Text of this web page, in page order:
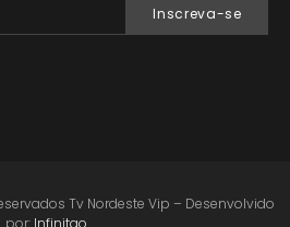
Inscreva-se
Tv Nordeste Vip – Desenvolvido
por: Infinitgo